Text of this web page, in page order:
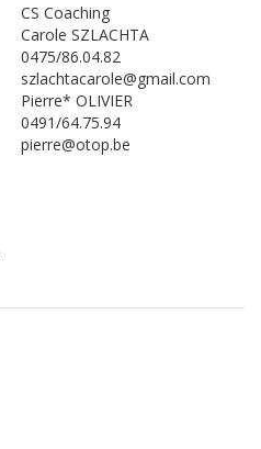
CS Coaching
Carole SZLACHTA
0475/86.04.82
szlachtacarole@gmail.com
Pierre* OLIVIER
0491/64.75.94
pierre@otop.be